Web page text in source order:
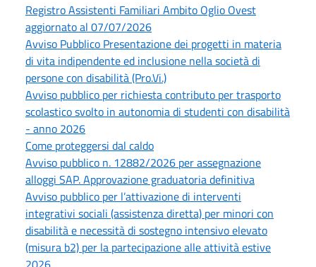
Registro Assistenti Familiari Ambito Oglio Ovest
aggiornato al 07/07/2026
Avviso Pubblico Presentazione dei progetti in materia
di vita indipendente ed inclusione nella società di
persone con disabilità (Pro.Vi.)
Avviso pubblico per richiesta contributo per trasporto
scolastico svolto in autonomia di studenti con disabilità
- anno 2026
Come proteggersi dal caldo
Avviso pubblico n. 12882/2026 per assegnazione
alloggi SAP. Approvazione graduatoria definitiva
Avviso pubblico per l’attivazione di interventi
integrativi sociali (assistenza diretta) per minori con
disabilità e necessità di sostegno intensivo elevato
(misura b2) per la partecipazione alle attività estive